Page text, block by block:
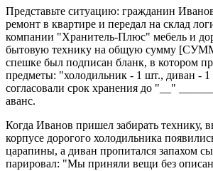
Представьте ситуацию: гражданин
ремонт в квартире и передал на склад
компании "Хранитель-Плюс" мебель и
бытовую технику на общую сумму
спешке был подписан бланк, в котором
предметы: "холодильник - 1 шт., диван -
согласовали срок хранения до "__"
аванс.
Когда Иванов пришел забирать технику,
корпусе дорогого холодильника
царапины, а диван пропитался запахом
парировал: "Мы приняли вещи без